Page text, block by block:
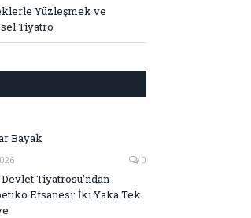
Yüzleşmek ve
Tiyatro
Bayak
0
Tiyatrosu’ndan
Efsanesi: İki Yaka Tek